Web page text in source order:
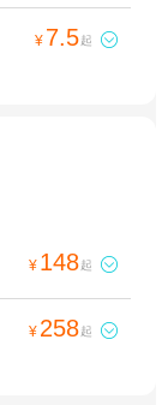
¥ 7.5起 
¥ 148起 
¥ 258起 